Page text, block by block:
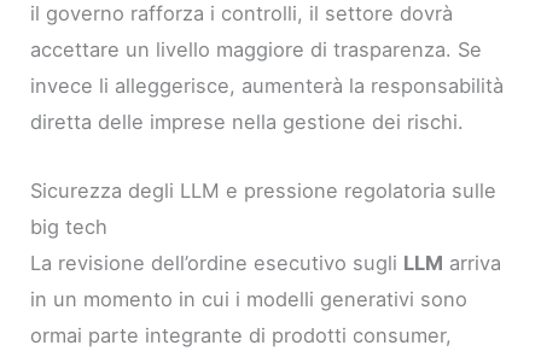
il governo rafforza i controlli, il settore dovrà
accettare un livello maggiore di trasparenza. Se
invece li alleggerisce, aumenterà la responsabilità
diretta delle imprese nella gestione dei rischi.
Sicurezza degli LLM e pressione regolatoria sulle
big tech
La revisione dell’ordine esecutivo sugli LLM arriva
in un momento in cui i modelli generativi sono
ormai parte integrante di prodotti consumer,